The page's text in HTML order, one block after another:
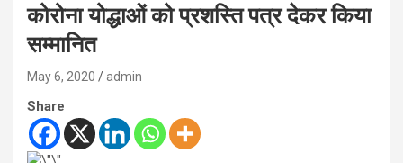
कोरोना योद्धाओं को प्रशस्ति पत्र देकर किया
सम्मानित
May 6, 2020 admin
Share